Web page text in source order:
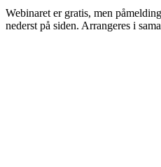
Webinaret er gratis, men
nederst på siden. Arrangeres i